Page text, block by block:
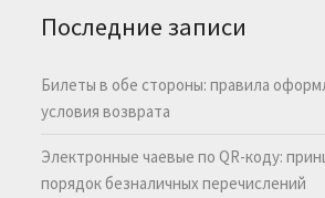
Последние записи
Билеты в обе стороны: правила
условия возврата
Электронные чаевые по QR-коду:
порядок безналичных перечислений